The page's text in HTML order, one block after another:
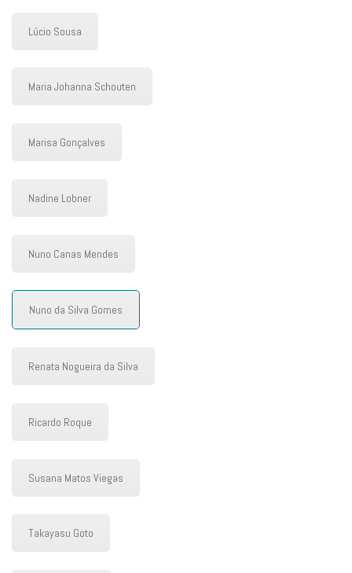
Lúcio Sousa
Maria Johanna Schouten
Marisa Gonçalves
Nadine Lobner
Nuno Canas Mendes
Nuno da Silva Gomes
Renata Nogueira da Silva
Ricardo Roque
Susana Matos Viegas
Takayasu Goto